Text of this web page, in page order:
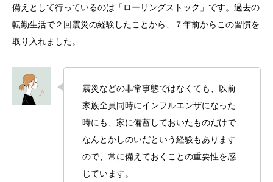
備えとして行っているのは「ローリングストック」です。過去の
転勤生活で２回震災の経験したことから、７年前からこの習慣を
取り入れました。
震災などの非常事態ではなくても、以前
家族全員同時にインフルエンザになった
時にも、家に備蓄しておいたものだけで
なんとかしのいだという経験もあります
ので、常に備えておくことの重要性を感
じています。